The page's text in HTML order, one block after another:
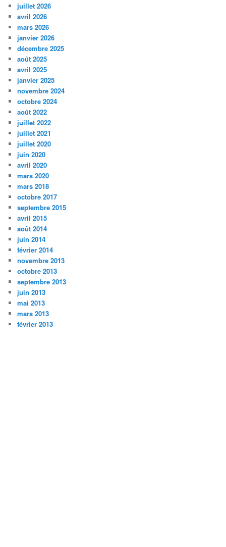
juillet 2026
avril 2026
mars 2026
janvier 2026
décembre 2025
août 2025
avril 2025
janvier 2025
novembre 2024
octobre 2024
août 2022
juillet 2022
juillet 2021
juillet 2020
juin 2020
avril 2020
mars 2020
mars 2018
octobre 2017
septembre 2015
avril 2015
août 2014
juin 2014
février 2014
novembre 2013
octobre 2013
septembre 2013
juin 2013
mai 2013
mars 2013
février 2013